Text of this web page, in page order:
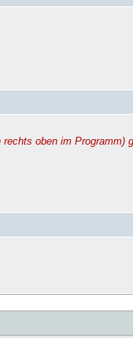
oben im Programm)